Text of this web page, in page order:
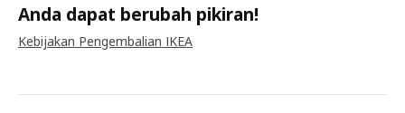
Anda dapat berubah pikiran!
Kebijakan Pengembalian IKEA